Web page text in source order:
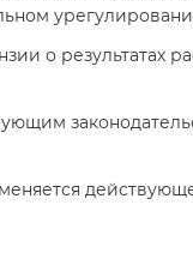
о результатах